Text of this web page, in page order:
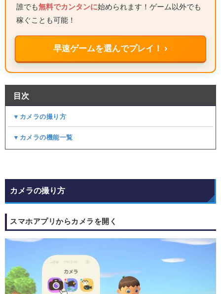
誰でも無料でカンタンに始められます！ゲーム以外でも
稼ぐことも可能！
早速ゲームを選んでプレイ！ ›
目次
▼カメラの撮り方
▼カメラの機能一覧
カメラの撮り方
スマホアプリからカメラを開く